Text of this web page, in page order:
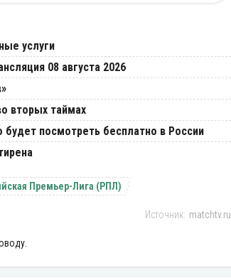
услуги
08 августа 2026
вторых таймах
посмотреть бесплатно в России
Премьер-Лига (РПЛ)
matchtv.ru